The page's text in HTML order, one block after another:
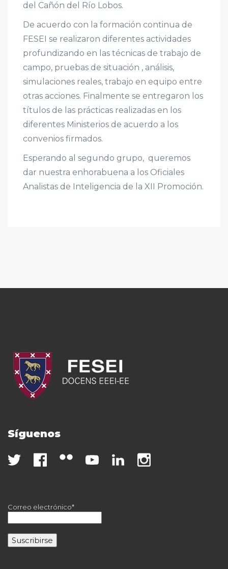
del Cañón del Río Lobos.
De acuerdo con la formación continua de
FESEI se realizaron diferentes actividades
profundizando en las técnicas de trabajo de
campo, pruebas de situación , análisis,
simulaciones reales, trabajo en equipo entre
otras acciones. Finalmente se entregaron los
títulos de las prácticas realizadas en los
diferentes Ministerios de acuerdo a los
convenios firmados.
Esperando al segundo grupo, queremos
dar nuestra enhorabuena a los Oficiales
Analistas de Inteligencia de la XII Promoción.
Síguenos
Correo electrónico*